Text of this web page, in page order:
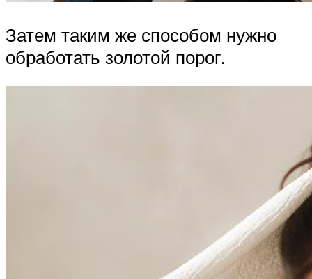
Затем таким же способом нужно
обработать золотой порог.